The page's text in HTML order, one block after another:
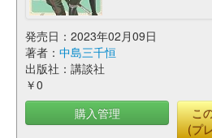
発売日：2023年02月09日
著者： 中島三千恒
出版社：講談社
￥0
購入管理
こ
(プ